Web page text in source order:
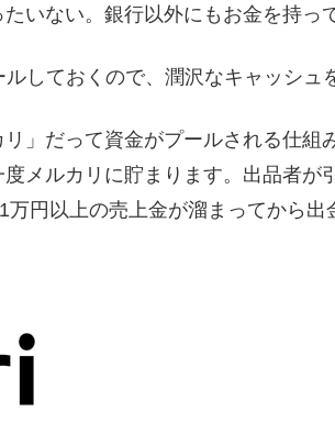
いない。銀行以外にもお金を持っ
しておくので、潤沢なキャッシュ
」だって資金がプールされる仕組
メルカリに貯まります。出品者が
円以上の売上金が溜まってから